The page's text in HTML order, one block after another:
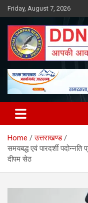
Skip
to
content
Friday, August 7, 2026
DDNN
Home
उत्तराखण्ड
समयबद्ध एवं पारदर्शी
दीपम सेठ